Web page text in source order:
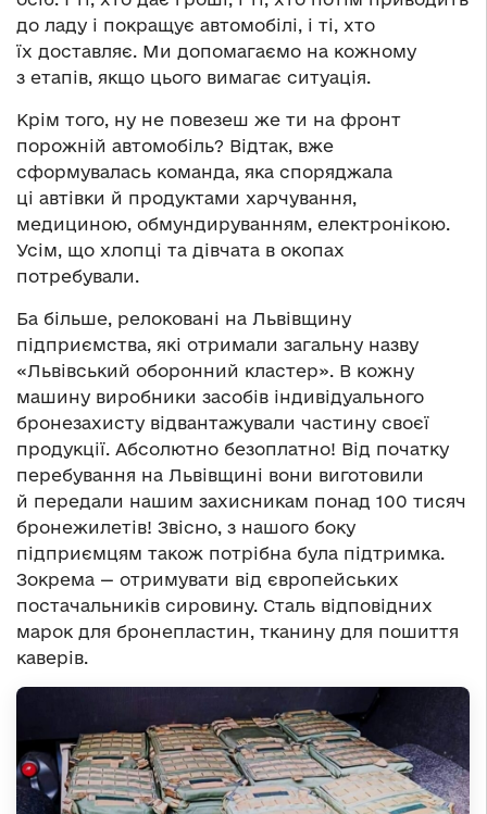
до ладу і покращує автомобілі, і ті, хто
їх доставляє. Ми допомагаємо на кожному
з етапів, якщо цього вимагає ситуація.
Крім того, ну не повезеш же ти на фронт
порожній автомобіль? Відтак, вже
сформувалась команда, яка споряджала
ці автівки й продуктами харчування,
медициною, обмундируванням, електронікою.
Усім, що хлопці та дівчата в окопах
потребували.
Ба більше, релоковані на Львівщину
підприємства, які отримали загальну назву
«Львівський оборонний кластер». В кожну
машину виробники засобів індивідуального
бронезахисту відвантажували частину своєї
продукції. Абсолютно безоплатно! Від початку
перебування на Львівщині вони виготовили
й передали нашим захисникам понад 100 тисяч
бронежилетів! Звісно, з нашого боку
підприємцям також потрібна була підтримка.
Зокрема — отримувати від європейських
постачальників сировину. Сталь відповідних
марок для бронепластин, тканину для пошиття
каверів.